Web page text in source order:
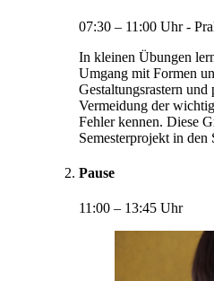
07:30 – 11:00 Uhr -
In kleinen Übungen
Umgang mit Formen
Gestaltungsrastern und
Vermeidung der
Fehler kennen. Diese
Semesterprojekt in den
Pause
11:00 – 13:45 Uhr